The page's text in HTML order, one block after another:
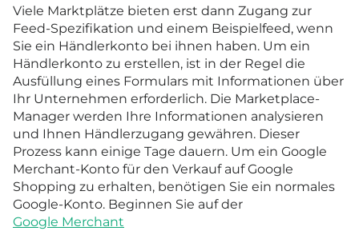
Viele Marktplätze bieten erst dann Zugang zur
Feed-Spezifikation und einem Beispielfeed, wenn
Sie ein Händlerkonto bei ihnen haben. Um ein
Händlerkonto zu erstellen, ist in der Regel die
Ausfüllung eines Formulars mit Informationen über
Ihr Unternehmen erforderlich. Die Marketplace-
Manager werden Ihre Informationen analysieren
und Ihnen Händlerzugang gewähren. Dieser
Prozess kann einige Tage dauern. Um ein Google
Merchant-Konto für den Verkauf auf Google
Shopping zu erhalten, benötigen Sie ein normales
Google-Konto. Beginnen Sie auf der
Google Merchant